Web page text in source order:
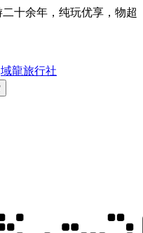
十余年，纯玩优享，物超
域龍旅行社